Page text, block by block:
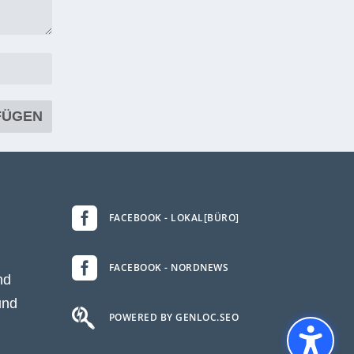
 FACEBOOK - LOKAL[BÜRO]
 FACEBOOK - NORDNEWS
 POWERED BY GENLOC.SEO